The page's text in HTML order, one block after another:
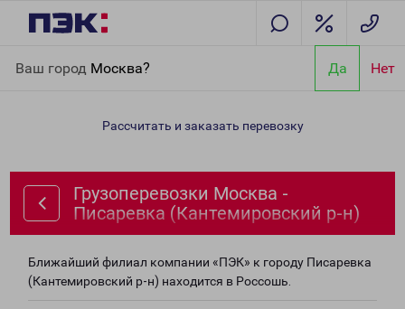
Ваш город Москва? Да Нет
(Кантемировский р-н)
Рассчитать и заказать перевозку
Грузоперевозки Москва -
Писаревка (Кантемировский р-н)
Ближайший филиал компании «ПЭК» к городу Писаревка
(Кантемировский р-н) находится в Россошь.